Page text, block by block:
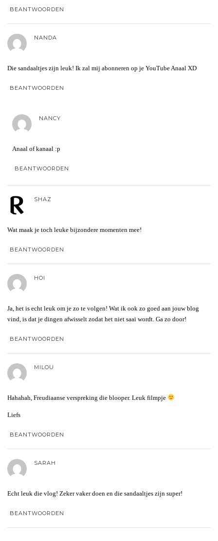
BEANTWOORDEN
NANDA
Die sandaaltjes zijn leuk! Ik zal mij abonneren op je YouTube Anaal XD
BEANTWOORDEN
NANCY
Anaal of kanaal :p
BEANTWOORDEN
SHAZ
Wat maak je toch leuke bijzondere momenten mee!
BEANTWOORDEN
HOI
Ja, het is echt leuk om je zo te volgen! Wat ik ook zo goed aan jouw blog
vind, is dat je dingen afwisselt zodat het niet saai wordt. Ga zo door!
BEANTWOORDEN
MILOU
Hahahah, Freudiaanse verspreking die blooper. Leuk filmpje
Liefs
BEANTWOORDEN
SARAH
Echt leuk die vlog! Zeker vaker doen en die sandaaltjes zijn super!
BEANTWOORDEN